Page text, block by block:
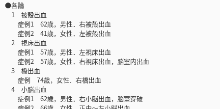
●各論
1 被殻出血
症例1 62歳，男性．右被殻出血
症例2 41歳，女性．左被殻出血
2 視床出血
症例1 57歳，男性．左視床出血
症例2 57歳，女性．右視床出血，脳室内出血
3 橋出血
症例 74歳，女性．右橋出血
4 小脳出血
症例1 62歳，男性．右小脳出血，脳室穿破